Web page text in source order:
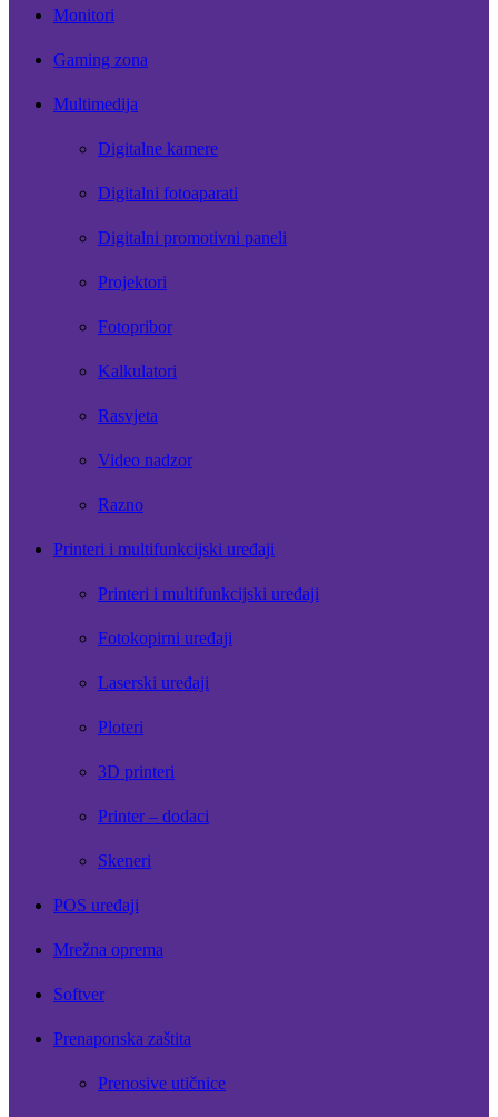
Monitori
Gaming zona
Multimedija
Digitalne kamere
Digitalni fotoaparati
Digitalni promotivni paneli
Projektori
Fotopribor
Kalkulatori
Rasvjeta
Video nadzor
Razno
Printeri i multifunkcijski uređaji
Printeri i multifunkcijski uređaji
Fotokopirni uređaji
Laserski uređaji
Ploteri
3D printeri
Printer – dodaci
Skeneri
POS uređaji
Mrežna oprema
Softver
Prenaponska zaštita
Prenosive utičnice